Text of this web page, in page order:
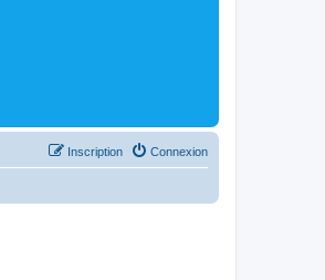
Connexion
Inscription